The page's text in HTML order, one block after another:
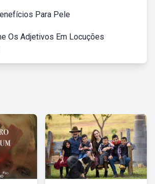
Para Pele
Os Adjetivos Em Locuções